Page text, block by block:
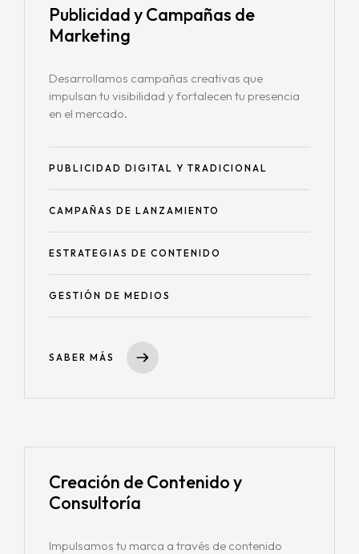
Publicidady Campañas de
Marketing
Desarrollamos campañas creativas que
impulsan tu visibilidad y fortalecen tu presencia
en el mercado.
PUBLICIDAD DIGITAL Y TRADICIONAL
CAMPAÑAS DE LANZAMIENTO
ESTRATEGIAS DE CONTENIDO
GESTIÓN DE MEDIOS
SABER MÁS
Creación deContenido y
Consultoría
Impulsamos tu marca a través de contenido